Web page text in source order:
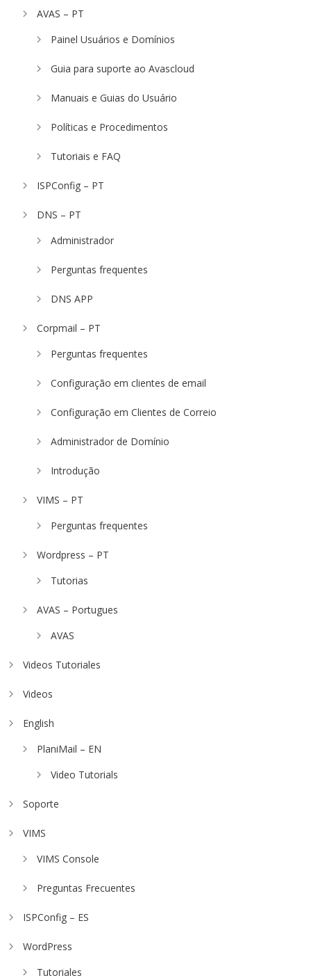
AVAS – PT
Painel Usuários e Domínios
Guia para suporte ao Avascloud
Manuais e Guias do Usuário
Políticas e Procedimentos
Tutoriais e FAQ
ISPConfig – PT
DNS – PT
Administrador
Perguntas frequentes
DNS APP
Corpmail – PT
Perguntas frequentes
Configuração em clientes de email
Configuração em Clientes de Correio
Administrador de Domínio
Introdução
VIMS – PT
Perguntas frequentes
Wordpress – PT
Tutorias
AVAS – Portugues
AVAS
Videos Tutoriales
Videos
English
PlaniMail – EN
Video Tutorials
Soporte
VIMS
VIMS Console
Preguntas Frecuentes
ISPConfig – ES
WordPress
Tutoriales